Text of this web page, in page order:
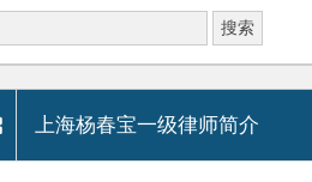
上海杨春宝一级律师简介